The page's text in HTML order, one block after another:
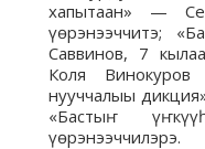
хапытаан» —
үөрэнээччитэ;
Саввинов, 7
Коля
нууччалыы
«Бастыҥ
үөрэнээччилэрэ.